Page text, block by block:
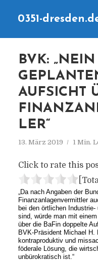
0351-
BVK:
AUFSICHT
LER“
13. März 2019 1 Min.
Click to rate this
„Da nach Angaben der
Finanzanlagenvermittler
bei den örtlichen
sind, würde man mit
über die BaFin doppelte
BVK-Präsident Michael H.
kontraproduktiv und
föderale Lösung, die
unbürokratisch ist.“